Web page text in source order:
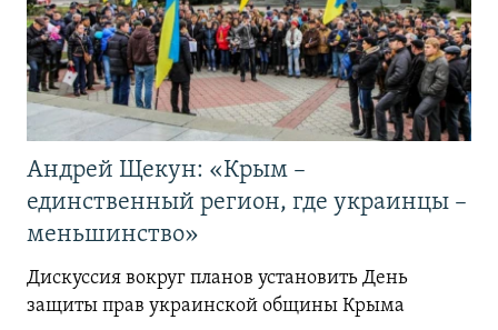
Андрей Щекун: «Крым –
единственный регион, где украинцы –
меньшинство»
Дискуссия вокруг планов установить День
защиты прав украинской общины Крыма